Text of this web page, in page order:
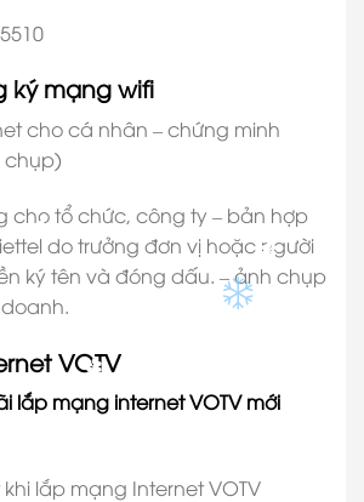
ký mạng wifi
cho cá nhân – chứng minh
chụp)
cho tổ chức, công ty – bản hợp
do trưởng đơn vị hoặc người
ký tên và đóng dấu. – ảnh chụp
VOTV
lắp mạng internet VOTV mới
lắp mạng Internet VOTV
✽
✽